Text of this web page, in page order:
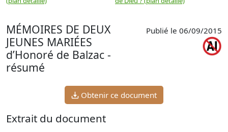
MÉMOIRES DE DEUX
JEUNES MARIÉES
d’Honoré de Balzac -
résumé
Publié le 06/09/2015
Obtenir ce document
Extrait du document